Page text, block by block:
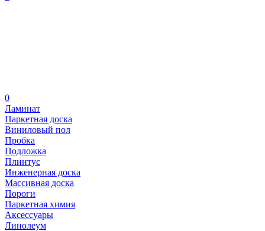
0
Ламинат
Паркетная доска
Виниловый пол
Пробка
Подложка
Плинтус
Инженерная доска
Массивная доска
Пороги
Паркетная химия
Аксессуары
Линолеум